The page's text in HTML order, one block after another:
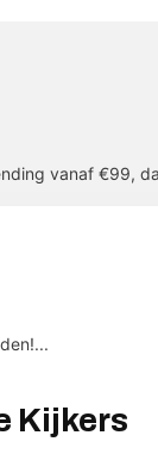
vanaf €99,
Kijkers